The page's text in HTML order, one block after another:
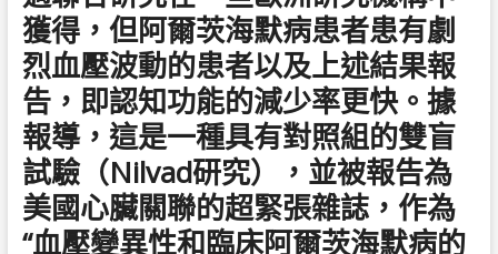
獲得，但阿爾茨海默病患者患有劇
烈血壓波動的患者以及上述結果報
告，即認知功能的減少率更快。據
報導，這是一種具有對照組的雙盲
試驗（Nilvad研究），並被報告為
美國心臟關聯的超緊張雜誌，作為
“血壓變異性和臨床阿爾茨海默病的